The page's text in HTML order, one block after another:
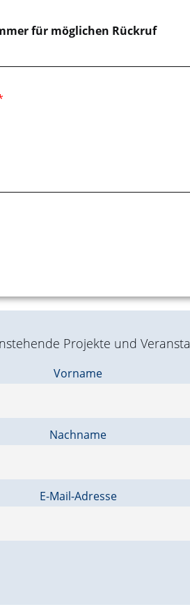
für möglichen Rückruf
Projekte und
Vorname
Nachname
E-Mail-Adresse